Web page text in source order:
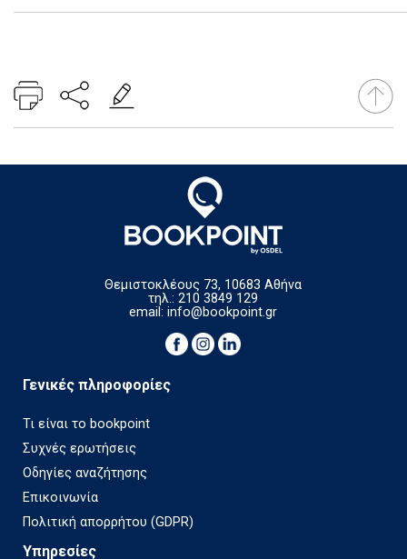
Θεμιστοκλέους 73, 10683 Αθήνα
τηλ.: 210 3849 129
email:info@bookpoint.gr
Γενικές πληροφορίες
Τι είναι το bookpoint
Συχνές ερωτήσεις
Οδηγίες αναζήτησης
Επικοινωνία
Πολιτική απορρήτου (GDPR)
Υπηρεσίες